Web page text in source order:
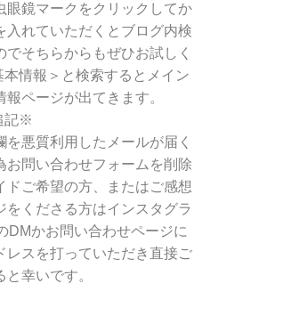
眼鏡マークをクリックしてか
入れていただくとブログ内検
でそちらからもぜひお試しく
情報＞と検索するとメイン
ページが出てきます。
記※
を悪質利用したメールが届く
お問い合わせフォームを削除
ドご希望の方、またはご感想
をくださる方はインスタグラ
DMかお問い合わせページに
レスを打っていただき直接ご
幸いです。